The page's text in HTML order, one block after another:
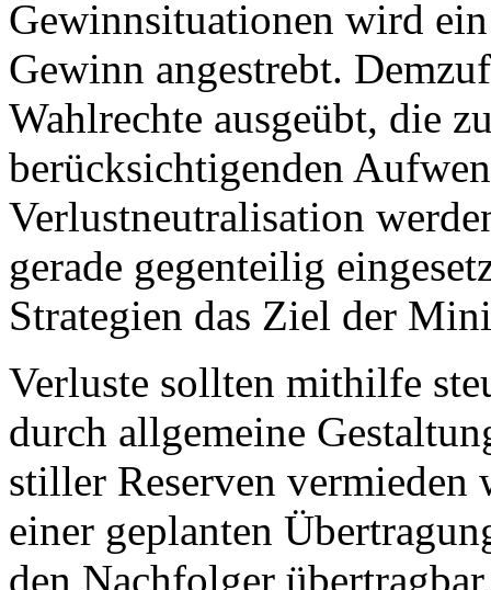
Gewinnsituationen wird
Gewinn angestrebt.
Wahlrechte ausgeübt, die
berücksichtigenden
Verlustneutralisation
gerade gegenteilig
Strategien das Ziel der
Verluste sollten mithilfe
durch allgemeine
stiller Reserven vermieden
einer geplanten
den Nachfolger